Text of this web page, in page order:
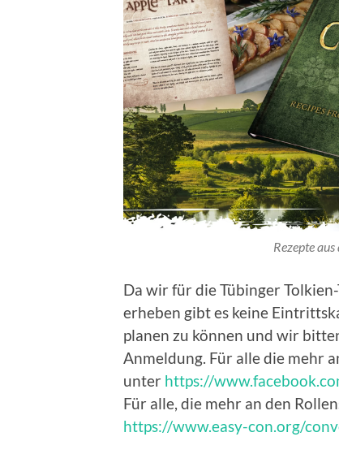
Rezepte
Da wir für die Tübinger
erheben gibt es keine
planen zu können und wir
Anmeldung. Für alle die mehr
unter https://
Für alle, die mehr an den
https://www.easy-con.org/